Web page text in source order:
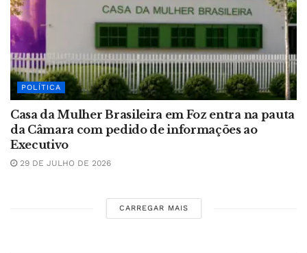
POLÍTICA
Casa da Mulher Brasileira em Foz entra na pauta
da Câmara com pedido de informações ao
Executivo
29 DE JULHO DE 2026
CARREGAR MAIS